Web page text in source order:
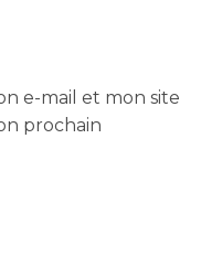
e-mail et mon site
prochain